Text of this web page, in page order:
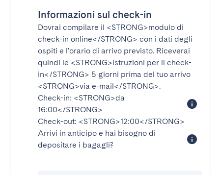
Informazioni sul check-in
Dovrai compilare il <STRONG>modulo di
check-in online</STRONG> con i dati degli
ospiti e l'orario di arrivo previsto. Riceverai
quindi le <STRONG>istruzioni per il check-
in</STRONG> 5 giorni prima del tuo arrivo
<STRONG>via e-mail</STRONG>.
Check-in: <STRONG>da
16:00</STRONG>
Check-out: <STRONG>12:00</STRONG>
Arrivi in anticipo e hai bisogno di
depositare i bagagli?